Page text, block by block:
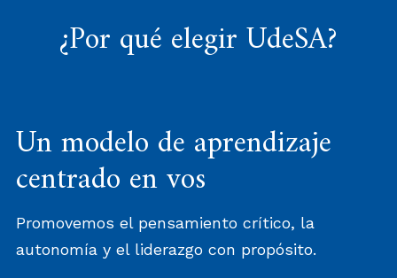
¿Por qué elegir UdeSA?
Un modelo de aprendizaje
centrado en vos
Promovemos el pensamiento crítico, la
autonomía y el liderazgo con propósito.